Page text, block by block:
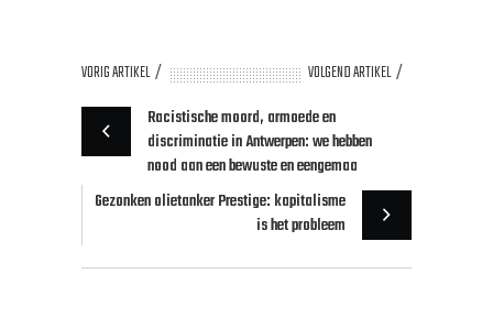
VORIG ARTIKEL
VOLGEND ARTIKEL
Racistische moord, armoede en
discriminatie in Antwerpen: we hebben
nood aan een bewuste en eengemaa
Gezonken olietanker Prestige: kapitalisme
is het probleem